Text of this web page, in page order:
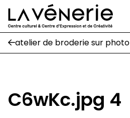
Aller au contenu principal
Rue Gratès, 3
1170 Watermael-Boitsfort
02 663 85 50
1170 Watermael-Boitsfort
02 663 85 50
atelier de broderie sur photo
C6wKc.jpg 4